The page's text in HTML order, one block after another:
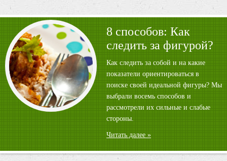
8 способов: Как
следить за фигурой?
Как следить за собой и на какие
показатели ориентироваться в
поиске своей идеальной фигуры? Мы
выбрали восемь способов и
рассмотрели их сильные и слабые
стороны.
Читать далее »